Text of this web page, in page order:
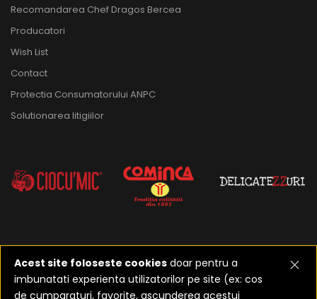
Recomandarea Chef Dragos Bercea
Producatori
Wish List
Contact
Protectia Consumatorului ANPC
Solutionarea litigiilor
2023-2026 © Realizat de
Acest site foloseste cookies doar pentru a
imbunatati experienta utilizatorilor pe site (ex: cos
de cumparaturi, favorite, ascunderea acestui